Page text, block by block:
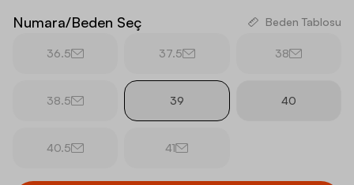
Numara/Beden Seç Beden Tablosu
36.5 37.5 38
38.5 39 40
40.5 41